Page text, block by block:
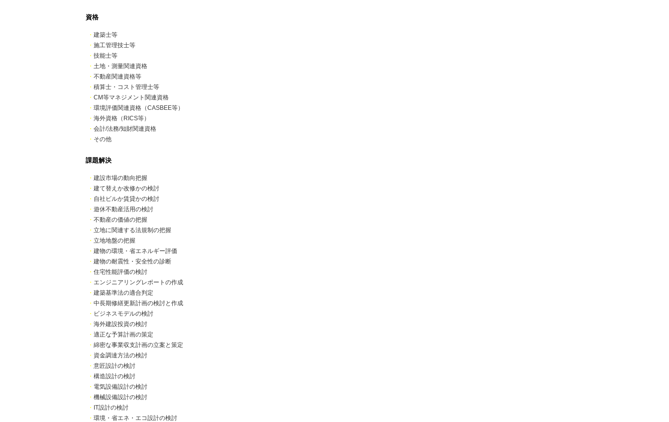
資格
・ 建築士等
・ 施工管理技士等
・ 技能士等
・ 土地・測量関連資格
・ 不動産関連資格等
・ 積算士・コスト管理士等
・ CM等マネジメント関連資格
・ 環境評価関連資格（CASBEE等）
・ 海外資格（RICS等）
・ 会計/法務/知財関連資格
・ その他
課題解決
・ 建設市場の動向把握
・ 建て替えか改修かの検討
・ 自社ビルか賃貸かの検討
・ 遊休不動産活用の検討
・ 不動産の価値の把握
・ 立地に関連する法規制の把握
・ 立地地盤の把握
・ 建物の環境・省エネルギー評価
・ 建物の耐震性・安全性の診断
・ 住宅性能評価の検討
・ エンジニアリングレポートの作成
・ 建築基準法の適合判定
・ 中長期修繕更新計画の検討と作成
・ ビジネスモデルの検討
・ 海外建設投資の検討
・ 適正な予算計画の策定
・ 綿密な事業収支計画の立案と策定
・ 資金調達方法の検討
・ 意匠設計の検討
・ 構造設計の検討
・ 電気設備設計の検討
・ 機械設備設計の検討
・ IT設計の検討
・ 環境・省エネ・エコ設計の検討